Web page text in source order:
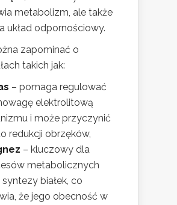
metabolizm, ale także
układ odpornościowy.
zapominać o
takich jak:
– pomaga regulować
elektrolitową
i może przyczynić
redukcji obrzęków,
– kluczowy dla
metabolicznych
białek, co
że jego obecność w